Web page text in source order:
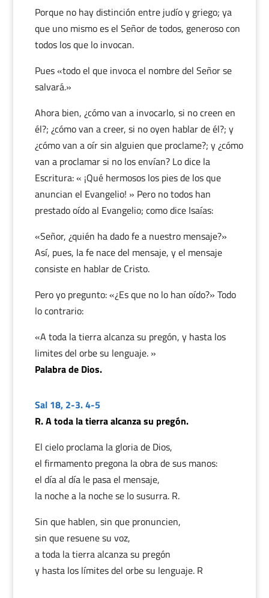
Porque no hay distinción entre judío y griego; ya
que uno mismo es el Señor de todos, generoso con
todos los que lo invocan.
Pues «todo el que invoca el nombre del Señor se
salvará.»
Ahora bien, ¿cómo van a invocarlo, si no creen en
él?; ¿cómo van a creer, si no oyen hablar de él?; y
¿cómo van a oír sin alguien que proclame?; y ¿cómo
van a proclamar si no los envían? Lo dice la
Escritura: « ¡Qué hermosos los pies de los que
anuncian el Evangelio! » Pero no todos han
prestado oído al Evangelio; como dice Isaías:
«Señor, ¿quién ha dado fe a nuestro mensaje?»
Así, pues, la fe nace del mensaje, y el mensaje
consiste en hablar de Cristo.
Pero yo pregunto: «¿Es que no lo han oído?» Todo
lo contrario:
«A toda la tierra alcanza su pregón, y hasta los
limites del orbe su lenguaje. »
Palabra de Dios.
Sal 18, 2-3. 4-5
R. A toda la tierra alcanza su pregón.
El cielo proclama la gloria de Dios,
el firmamento pregona la obra de sus manos:
el día al día le pasa el mensaje,
la noche a la noche se lo susurra. R.
Sin que hablen, sin que pronuncien,
sin que resuene su voz,
a toda la tierra alcanza su pregón
y hasta los límites del orbe su lenguaje. R